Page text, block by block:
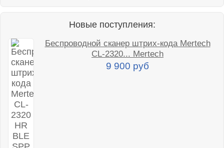
Новые поступления:
Беспроводной сканер штрих-кода Mertech
CL-2320... Mertech
9 900 руб